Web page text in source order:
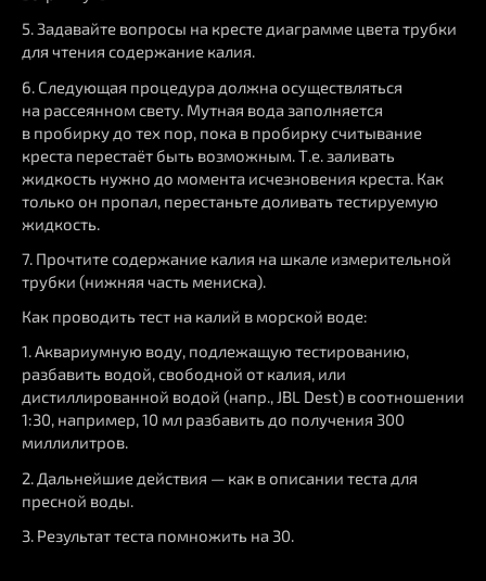
5. Задавайте вопросы на кресте диаграмме цвета трубки
для чтения содержание калия.
6. Следующая процедура должна осуществляться
на рассеянном свету. Мутная вода заполняется
в пробирку до тех пор, пока в пробирку считывание
креста перестаёт быть возможным. Т.е. заливать
жидкость нужно до момента исчезновения креста. Как
только он пропал, перестаньте доливать тестируемую
жидкость.
7. Прочтите содержание калия на шкале измерительной
трубки (нижняя часть мениска).
Как проводить тест на калий в морской воде:
1. Аквариумную воду, подлежащую тестированию,
разбавить водой, свободной от калия, или
дистиллированной водой (напр., JBL Dest) в соотношении
1:30, например, 10 мл разбавить до получения 300
миллилитров.
2. Дальнейшие действия — как в описании теста для
пресной воды.
3. Результат теста помножить на 30.